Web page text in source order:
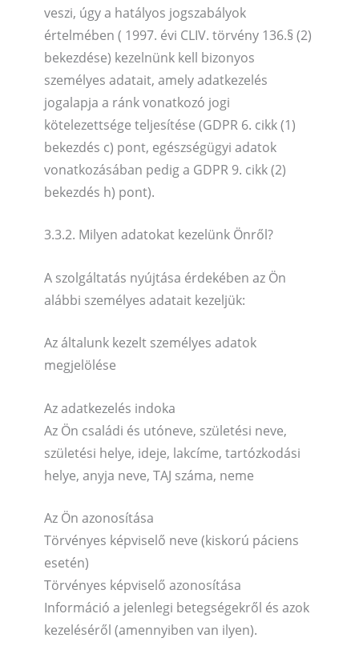
veszi, úgy a hatályos jogszabályok
értelmében ( 1997. évi CLIV. törvény 136.§ (2)
bekezdése) kezelnünk kell bizonyos
személyes adatait, amely adatkezelés
jogalapja a ránk vonatkozó jogi
kötelezettsége teljesítése (GDPR 6. cikk (1)
bekezdés c) pont, egészségügyi adatok
vonatkozásában pedig a GDPR 9. cikk (2)
bekezdés h) pont).
3.3.2. Milyen adatokat kezelünk Önről?
A szolgáltatás nyújtása érdekében az Ön
alábbi személyes adatait kezeljük:
Az általunk kezelt személyes adatok
megjelölése
Az adatkezelés indoka
Az Ön családi és utóneve, születési neve,
születési helye, ideje, lakcíme, tartózkodási
helye, anyja neve, TAJ száma, neme
Az Ön azonosítása
Törvényes képviselő neve (kiskorú páciens
esetén)
Törvényes képviselő azonosítása
Információ a jelenlegi betegségekről és azok
kezeléséről (amennyiben van ilyen).